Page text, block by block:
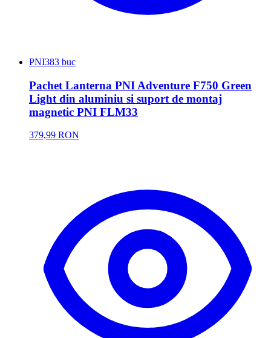
PNI383 buc
Pachet Lanterna PNI Adventure F750 Green
Light din aluminiu si suport de montaj
magnetic PNI FLM33
379,99 RON